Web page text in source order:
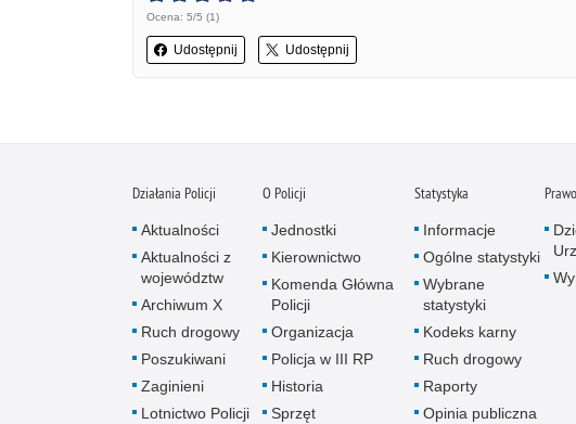
Ocena: 5/5 (1)
Udostępnij Udostępnij
Działania Policji
Aktualności
Aktualności z
województw
Archiwum X
Ruch drogowy
Poszukiwani
Zaginieni
Lotnictwo Policji
O Policji
Jednostki
Kierownictwo
Komenda Główna
Policji
Organizacja
Policja w III RP
Historia
Sprzęt
Statystyka
Informacje
Ogólne statystyki
Wybrane
statystyki
Kodeks karny
Ruch drogowy
Raporty
Opinia publiczna
Prawo